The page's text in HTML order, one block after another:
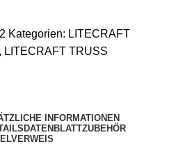
Kategorien: LITECRAFT
LITECRAFT TRUSS
INFORMATIONEN
DATENBLATTZUBEHÖR